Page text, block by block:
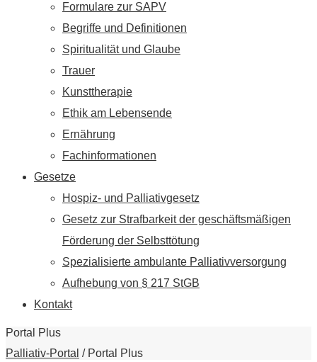
Formulare zur SAPV
Begriffe und Definitionen
Spiritualität und Glaube
Trauer
Kunsttherapie
Ethik am Lebensende
Ernährung
Fachinformationen
Gesetze
Hospiz- und Palliativgesetz
Gesetz zur Strafbarkeit der geschäftsmäßigen
Förderung der Selbsttötung
Spezialisierte ambulante Palliativversorgung
Aufhebung von § 217 StGB
Kontakt
Portal Plus
Palliativ-Portal / Portal Plus